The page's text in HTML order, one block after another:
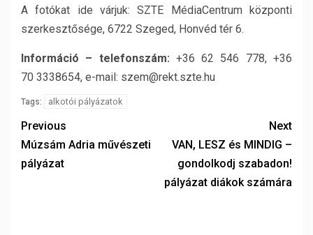
A fotókat ide várjuk: SZTE MédiaCentrum központi
szerkesztősége, 6722 Szeged, Honvéd tér 6.
Információ – telefonszám: +36 62 546 778, +36
70 3338654, e-mail: szem@rekt.szte.hu
Tags: alkotói pályázatok
Previous
Múzsám Adria művészeti
pályázat
Next
VAN, LESZ és MINDIG –
gondolkodj szabadon!
pályázat diákok számára